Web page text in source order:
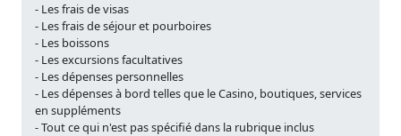
- Les frais de visas
- Les frais de séjour et pourboires
- Les boissons
- Les excursions facultatives
- Les dépenses personnelles
- Les dépenses à bord telles que le Casino, boutiques, services
en suppléments
- Tout ce qui n'est pas spécifié dans la rubrique inclus